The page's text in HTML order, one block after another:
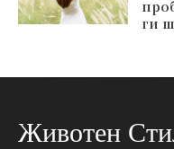
ги
Животен